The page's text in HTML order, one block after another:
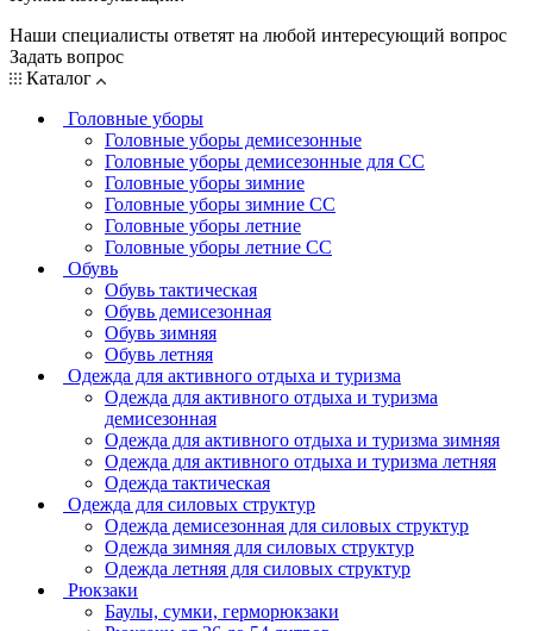
Наши специалисты ответят на любой интересующий вопрос
Задать вопрос
Каталог
Головные уборы
Головные уборы демисезонные
Головные уборы демисезонные для СС
Головные уборы зимние
Головные уборы зимние СС
Головные уборы летние
Головные уборы летние СС
Обувь
Обувь тактическая
Обувь демисезонная
Обувь зимняя
Обувь летняя
Одежда для активного отдыха и туризма
Одежда для активного отдыха и туризма
демисезонная
Одежда для активного отдыха и туризма зимняя
Одежда для активного отдыха и туризма летняя
Одежда тактическая
Одежда для силовых структур
Одежда демисезонная для силовых структур
Одежда зимняя для силовых структур
Одежда летняя для силовых структур
Рюкзаки
Баулы, сумки, герморюкзаки